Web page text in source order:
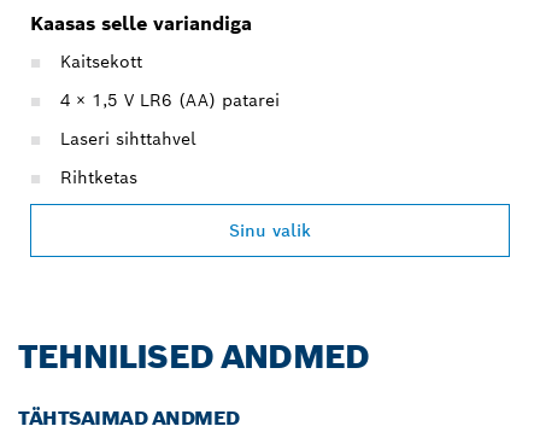
Kaasas selle variandiga
Kaitsekott
4 × 1,5 V LR6 (AA) patarei
Laseri sihttahvel
Rihtketas
Sinu valik
TEHNILISED ANDMED
TÄHTSAIMAD ANDMED